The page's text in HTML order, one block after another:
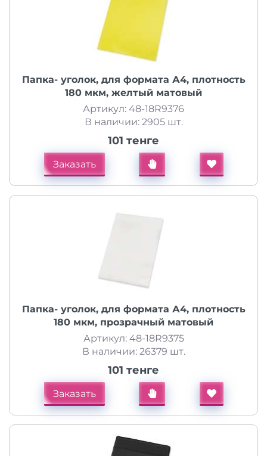
Папка- уголок, для формата А4, плотность
180 мкм, желтый матовый
Артикул: 48-18R9376
В наличии: 2905 шт.
101 тенге
Заказать
Папка- уголок, для формата А4, плотность
180 мкм, прозрачный матовый
Артикул: 48-18R9375
В наличии: 26379 шт.
101 тенге
Заказать